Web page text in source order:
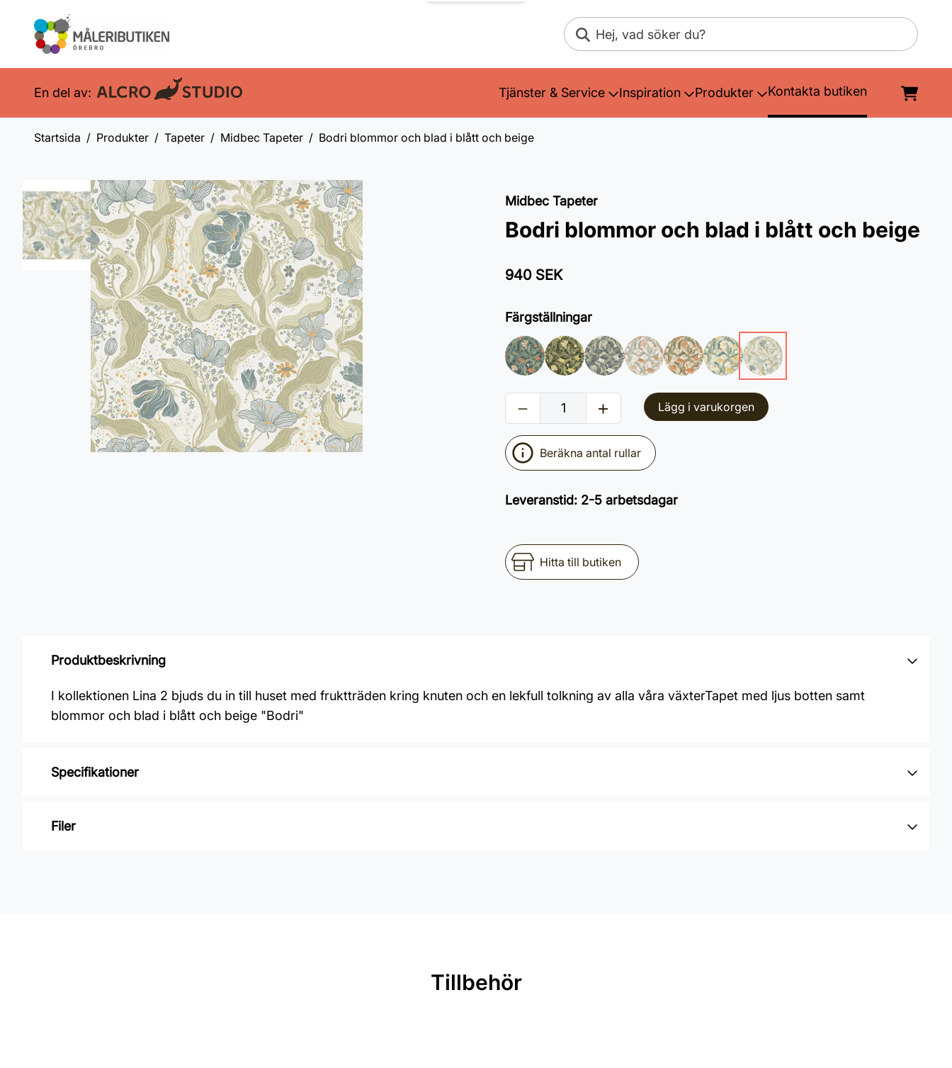
Sök
En del av: Tjänster & Service Inspiration Produkter Kontakta butiken
Startsida Produkter Tapeter Midbec Tapeter Bodri blommor och blad i blått och beige
Midbec Tapeter
Bodri blommor och blad i blått och beige
940 SEK
Färgställningar
Lägg i varukorgen
Beräkna antal rullar
Leveranstid: 2-5 arbetsdagar
Hitta till butiken
Produktbeskrivning
I kollektionen Lina 2 bjuds du in till huset med fruktträden kring knuten och en lekfull tolkning av alla våra växterTapet med ljus botten samt
blommor och blad i blått och beige "Bodri"
Specifikationer
Varumärke: Midbec Tapeter
Filer
Tillbehör